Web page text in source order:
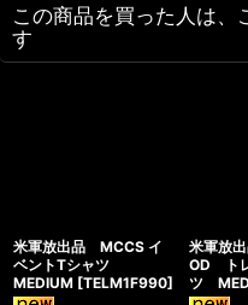
この商品を買った人は、
す
米軍放出品 MCCS イ
ベントTシャツ
MEDIUM [TELM1F990]
米軍放
OD ト
ツ